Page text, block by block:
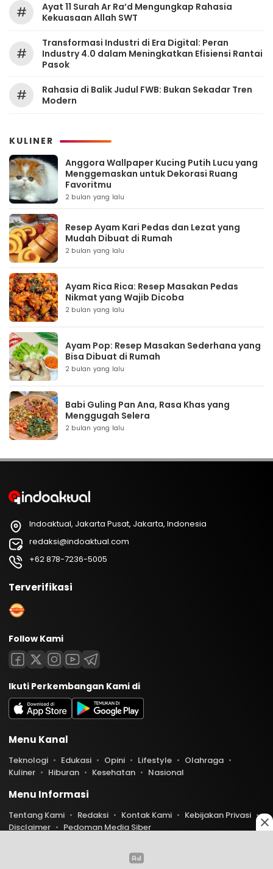
#
Ayat 11 Surah Ar Ra’d Mengungkap Rahasia
Kekuasaan Allah SWT
#
Transformasi Industri di Era Digital: Peran
Industry 4.0 dalam Meningkatkan Efisiensi Rantai
Pasok
#
Rahasia di Balik Judul FWB: Bukan Sekadar Tren
Modern
KULINER
Anggora Wallpaper Kucing Putih Lucu yang
Menggemaskan untuk Dekorasi Ruang
Favoritmu
2 bulan yang lalu
Resep Ayam Kari Pedas dan Lezat yang
Mudah Dibuat di Rumah
2 bulan yang lalu
Ayam Rica Rica: Resep Masakan Pedas
Nikmat yang Wajib Dicoba
2 bulan yang lalu
Ayam Pop: Resep Masakan Sederhana yang
Bisa Dibuat di Rumah
2 bulan yang lalu
Babi Guling Pan Ana, Rasa Khas yang
Menggugah Selera
2 bulan yang lalu
Indoaktual, Jakarta Pusat, Jakarta, Indonesia
redaksi@indoaktual.com
+62 878-7236-5005
Terverifikasi
Follow Kami
Ikuti Perkembangan Kami di
Menu Kanal
Teknologi Edukasi Opini Lifestyle
Olahraga
Kuliner
Hiburan Kesehatan Nasional
Menu Informasi
Tentang Kami Redaksi Kontak Kami
Kebijakan Privasi
Disclaimer
Pedoman Media Siber